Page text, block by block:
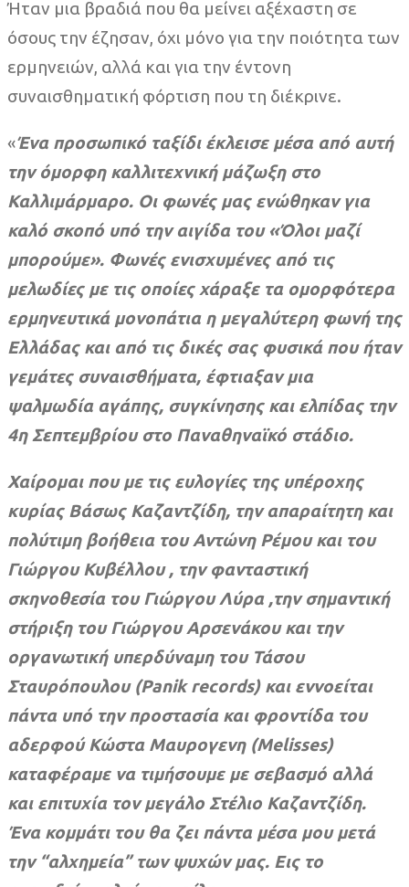
Ήταν μια βραδιά που θα μείνει αξέχαστη σε
όσους την έζησαν, όχι μόνο για την ποιότητα των
ερμηνειών, αλλά και για την έντονη
συναισθηματική φόρτιση που τη διέκρινε.
«Ένα προσωπικό ταξίδι έκλεισε μέσα από αυτή
την όμορφη καλλιτεχνική μάζωξη στο
Καλλιμάρμαρο. Οι φωνές μας ενώθηκαν για
καλό σκοπό υπό την αιγίδα του «Όλοι μαζί
μπορούμε». Φωνές ενισχυμένες από τις
μελωδίες με τις οποίες χάραξε τα ομορφότερα
ερμηνευτικά μονοπάτια η μεγαλύτερη φωνή της
Ελλάδας και από τις δικές σας φυσικά που ήταν
γεμάτες συναισθήματα, έφτιαξαν μια
ψαλμωδία αγάπης, συγκίνησης και ελπίδας την
4η Σεπτεμβρίου στο Παναθηναϊκό στάδιο.
Χαίρομαι που με τις ευλογίες της υπέροχης
κυρίας Βάσως Καζαντζίδη, την απαραίτητη και
πολύτιμη βοήθεια του Αντώνη Ρέμου και του
Γιώργου Κυβέλλου , την φανταστική
σκηνοθεσία του Γιώργου Λύρα ,την σημαντική
στήριξη του Γιώργου Αρσενάκου και την
οργανωτική υπερδύναμη του Τάσου
Σταυρόπουλου (Panik records) και εννοείται
πάντα υπό την προστασία και φροντίδα του
αδερφού Κώστα Μαυρογενη (Melisses)
καταφέραμε να τιμήσουμε με σεβασμό αλλά
και επιτυχία τον μεγάλο Στέλιο Καζαντζίδη.
Ένα κομμάτι του θα ζει πάντα μέσα μου μετά
την “αλχημεία” των ψυχών μας. Εις το